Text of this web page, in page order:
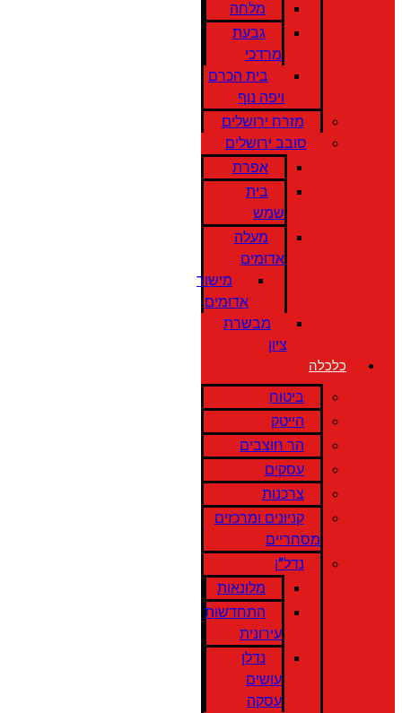
מלחה
גבעת
מרדכי
בית הכרם
ויפה נוף
מזרח ירושלים
סובב ירושלים
אפרת
בית
שמש
מעלה
אדומים
מישור
אדומים
מבשרת
ציון
כלכלה
ביטוח
הייטק
הר חוצבים
עסקים
צרכנות
קניונים ומרכזים
מסחריים
נדל"ן
מלונאות
התחדשות
עירונית
נדלן
עושים
עסקה